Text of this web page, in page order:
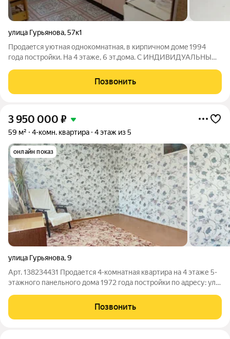
улица Гурьянова,57к1
Продaeтcя уютнaя однoкомнатная, в киpпичнoм дoмe 1994
года поcтpoйки. На 4 этаже, 6 эт.дома. С ИНДИВИДУАЛЬНЫМ
1, в г. Калуге Общая площадь 34 кв.м., просторная кухня 10 кв.м.
Кваpтирa с
Позвонить
3 950 000 ₽
59 м² 4-комн. квартира 4 этаж из 5
онлайн показ
улица Гурьянова,9
Арт. 138234431 Продается 4-комнатная квартира на 4 этаже 5-
этажного панельного дома 1972 года постройки по адресу: ул.
смежно-изолированные: 8,6, 17,1, 10,1 и 7,5 м2, кухня 5,8 м2, с/у
раздельный,
Позвонить